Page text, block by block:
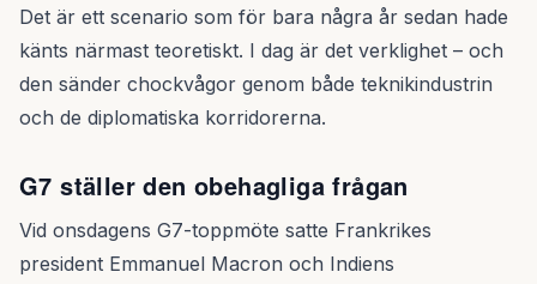
Det är ett scenario som för bara några år sedan hade
känts närmast teoretiskt. I dag är det verklighet – och
den sänder chockvågor genom både teknikindustrin
och de diplomatiska korridorerna.
G7 ställer den obehagliga frågan
Vid onsdagens G7-toppmöte satte Frankrikes
president Emmanuel Macron och Indiens